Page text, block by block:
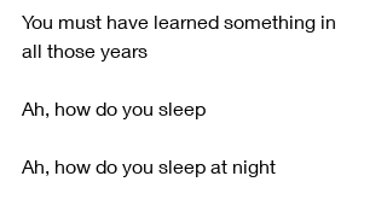
You must have learned something in
all those years
Ah, how do you sleep
Ah, how do you sleep at night